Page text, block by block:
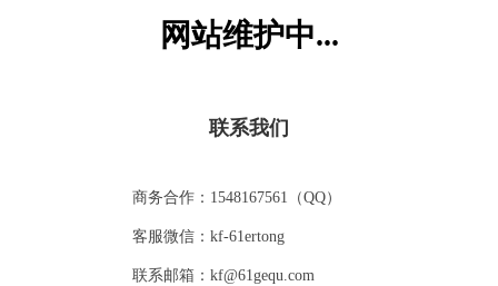
网站维护中...
联系我们
商务合作：1548167561（QQ）
客服微信：kf-61ertong
联系邮箱：kf@61gequ.com